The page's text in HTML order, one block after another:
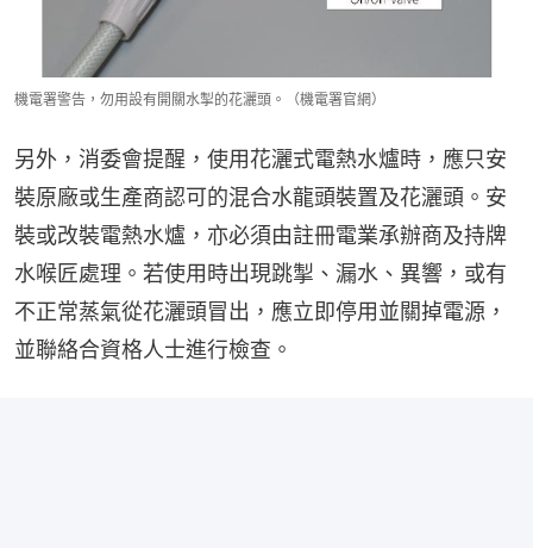
機電署警告，勿用設有開關水掣的花灑頭。（機電署官網）
另外，消委會提醒，使用花灑式電熱水爐時，應只安
裝原廠或生產商認可的混合水龍頭裝置及花灑頭。安
裝或改裝電熱水爐，亦必須由註冊電業承辦商及持牌
水喉匠處理。若使用時出現跳掣、漏水、異響，或有
不正常蒸氣從花灑頭冒出，應立即停用並關掉電源，
並聯絡合資格人士進行檢查。